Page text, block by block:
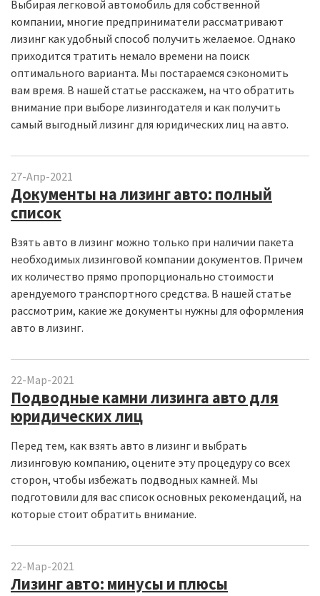
Выбирая легковой автомобиль для собственной
компании, многие предприниматели рассматривают
лизинг как удобный способ получить желаемое. Однако
приходится тратить немало времени на поиск
оптимального варианта. Мы постараемся сэкономить
вам время. В нашей статье расскажем, на что обратить
внимание при выборе лизингодателя и как получить
самый выгодный лизинг для юридических лиц на авто.
27-Апр-2021
Документы на лизинг авто: полный
список
Взять авто в лизинг можно только при наличии пакета
необходимых лизинговой компании документов. Причем
их количество прямо пропорционально стоимости
арендуемого транспортного средства. В нашей статье
рассмотрим, какие же документы нужны для оформления
авто в лизинг.
22-Мар-2021
Подводные камни лизинга авто для
юридических лиц
Перед тем, как взять авто в лизинг и выбрать
лизинговую компанию, оцените эту процедуру со всех
сторон, чтобы избежать подводных камней. Мы
подготовили для вас список основных рекомендаций, на
которые стоит обратить внимание.
22-Мар-2021
Лизинг авто: минусы и плюсы